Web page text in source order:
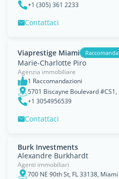
+1 (305) 361 2233
Contattaci
Viaprestige Miami
Marie-Charlotte Piro
Agenzia immobiliare
1 Raccomandazioni
5701 Biscayne Boulevard #CS1,
+1 3054956539
Contattaci
Burk Investments
Alexandre Burkhardt
Agenti immobiliari
700 NE 90th St, FL 33138, Miami